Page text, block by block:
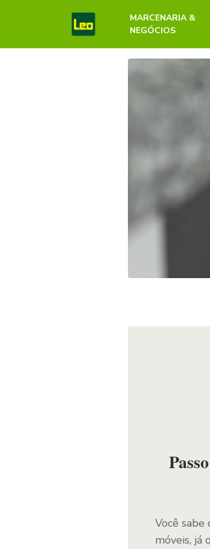
MARCENARIA &
NEGÓCIOS
Você sabe
móveis, já